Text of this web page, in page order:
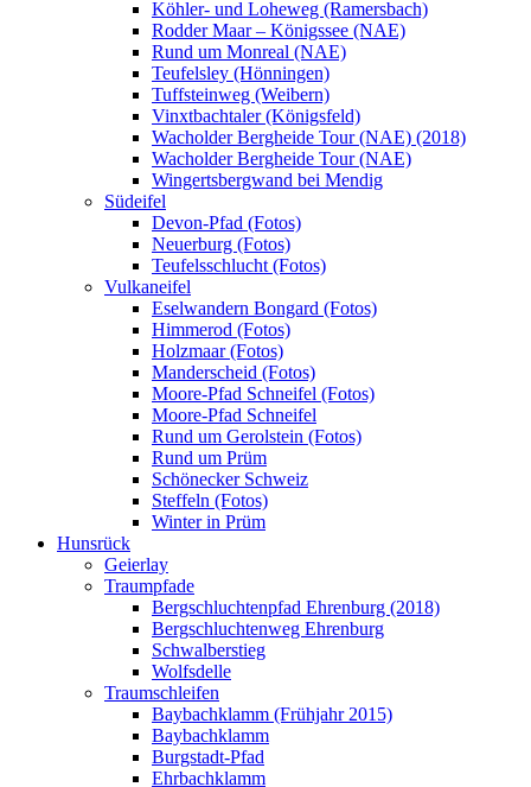
Köhler- und Loheweg (Ramersbach)
Rodder Maar – Königssee (NAE)
Rund um Monreal (NAE)
Teufelsley (Hönningen)
Tuffsteinweg (Weibern)
Vinxtbachtaler (Königsfeld)
Wacholder Bergheide Tour (NAE) (2018)
Wacholder Bergheide Tour (NAE)
Wingertsbergwand bei Mendig
Südeifel
Devon-Pfad (Fotos)
Neuerburg (Fotos)
Teufelsschlucht (Fotos)
Vulkaneifel
Eselwandern Bongard (Fotos)
Himmerod (Fotos)
Holzmaar (Fotos)
Manderscheid (Fotos)
Moore-Pfad Schneifel (Fotos)
Moore-Pfad Schneifel
Rund um Gerolstein (Fotos)
Rund um Prüm
Schönecker Schweiz
Steffeln (Fotos)
Winter in Prüm
Hunsrück
Geierlay
Traumpfade
Bergschluchtenpfad Ehrenburg (2018)
Bergschluchtenweg Ehrenburg
Schwalberstieg
Wolfsdelle
Traumschleifen
Baybachklamm (Frühjahr 2015)
Baybachklamm
Burgstadt-Pfad
Ehrbachklamm